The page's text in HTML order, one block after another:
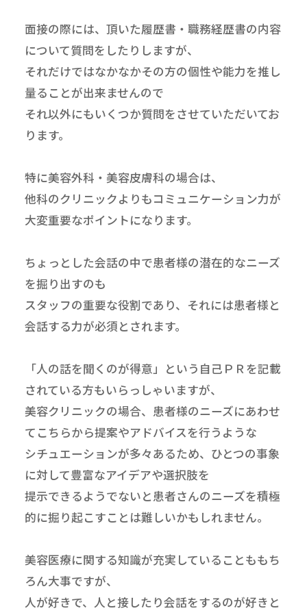
面接の際には、頂いた履歴書・職務経歴書の内容
について質問をしたりしますが、
それだけではなかなかその方の個性や能力を推し
量ることが出来ませんので
それ以外にもいくつか質問をさせていただいてお
ります。
特に美容外科・美容皮膚科の場合は、
他科のクリニックよりもコミュニケーション力が
大変重要なポイントになります。
ちょっとした会話の中で患者様の潜在的なニーズ
を掘り出すのも
スタッフの重要な役割であり、それには患者様と
会話する力が必須とされます。
「人の話を聞くのが得意」という自己ＰＲを記載
されている方もいらっしゃいますが、
美容クリニックの場合、患者様のニーズにあわせ
てこちらから提案やアドバイスを行うような
シチュエーションが多々あるため、ひとつの事象
に対して豊富なアイデアや選択肢を
提示できるようでないと患者さんのニーズを積極
的に掘り起こすことは難しいかもしれません。
美容医療に関する知識が充実していることももち
ろん大事ですが、
人が好きで、人と接したり会話をするのが好きと